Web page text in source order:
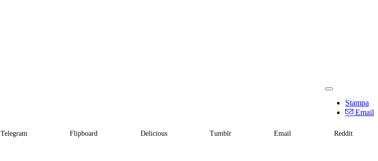
Stampa
Email
Telegram Flipboard Delicious Tumblr Email Reddit